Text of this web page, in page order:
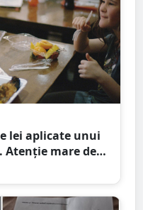
lei aplicate unui
mare de